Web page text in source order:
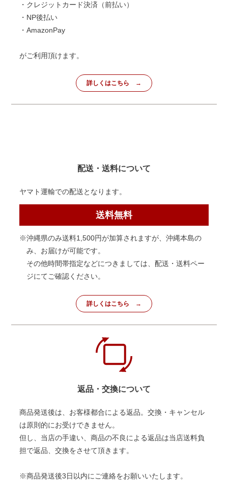
・クレジットカード決済（前払い）
・NP後払い
・AmazonPay
がご利用頂けます。
詳しくはこちら
配送・送料について
ヤマト運輸での配送となります。
送料無料
※沖縄県のみ送料1,500円が加算されますが、沖縄本島の
み、お届けが可能です。
その他時間帯指定などにつきましては、配送・送料ペー
ジにてご確認ください。
詳しくはこちら
返品・交換について
商品発送後は、お客様都合による返品。交換・キャンセル
は原則的にお受けできません。
但し、当店の手違い、商品の不良による返品は当店送料負
担で返品、交換をさせて頂きます。
※商品発送後3日以内にご連絡をお願いいたします。